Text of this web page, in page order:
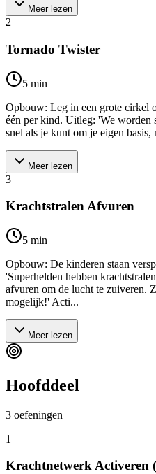
Meer lezen
2
Tornado Twister
5 min
Opbouw: Leg in een grote cirkel
één per kind. Uitleg: 'We worden
snel als je kunt om je eigen
Meer lezen
3
Krachtstralen Afvuren
5 min
Opbouw: De kinderen staan
'Superhelden hebben
afvuren om de lucht te zuiveren.
mogelijk!' Acti...
Meer lezen
Hoofddeel
3 oefeningen
1
Krachtnetwerk Activeren